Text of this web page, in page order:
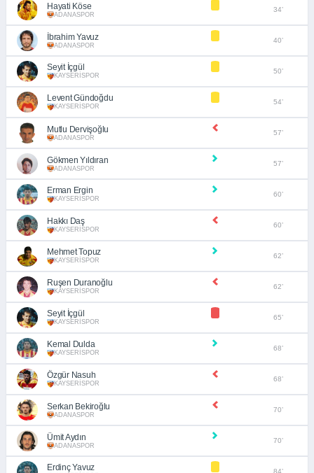
Hayati Köse
ADANASPOR
34’
İbrahim Yavuz
ADANASPOR
40’
Seyit İçgül
KAYSERİSPOR
50’
Levent Gündoğdu
KAYSERİSPOR
54’
Mutlu Dervişoğlu
ADANASPOR
57’
Gökmen Yıldıran
ADANASPOR
57’
Erman Ergin
KAYSERİSPOR
60’
Hakkı Daş
KAYSERİSPOR
60’
Mehmet Topuz
KAYSERİSPOR
62’
Ruşen Duranoğlu
KAYSERİSPOR
62’
Seyit İçgül
KAYSERİSPOR
65’
Kemal Dulda
KAYSERİSPOR
68’
Özgür Nasuh
KAYSERİSPOR
68’
Serkan Bekiroğlu
ADANASPOR
70’
Ümit Aydın
ADANASPOR
70’
Erdinç Yavuz 84’